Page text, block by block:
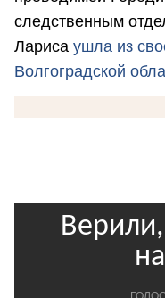
следственным
Лариса ушла из
Волгоградской